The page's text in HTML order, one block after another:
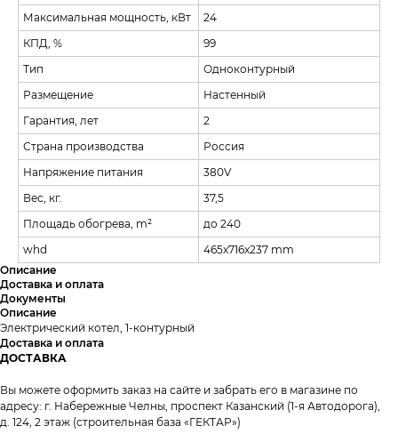
Максимальная мощность, кВт
24
КПД, %
99
Тип
Одноконтурный
Размещение
Настенный
Гарантия, лет
2
Страна производства
Россия
Напряжение питания
380V
Вес, кг.
37,5
Площадь обогрева, m²
до 240
whd
465x716x237 mm
Описание
Доставка и оплата
Документы
Описание
Электрический котел, 1-контурный
Доставка и оплата
ДОСТАВКА
Вы можете оформить заказ на сайте и забрать его в магазине по
адресу: г. Набережные Челны, проспект Казанский (1-я Автодорога),
д. 124, 2 этаж (строительная база «ГЕКТАР»)